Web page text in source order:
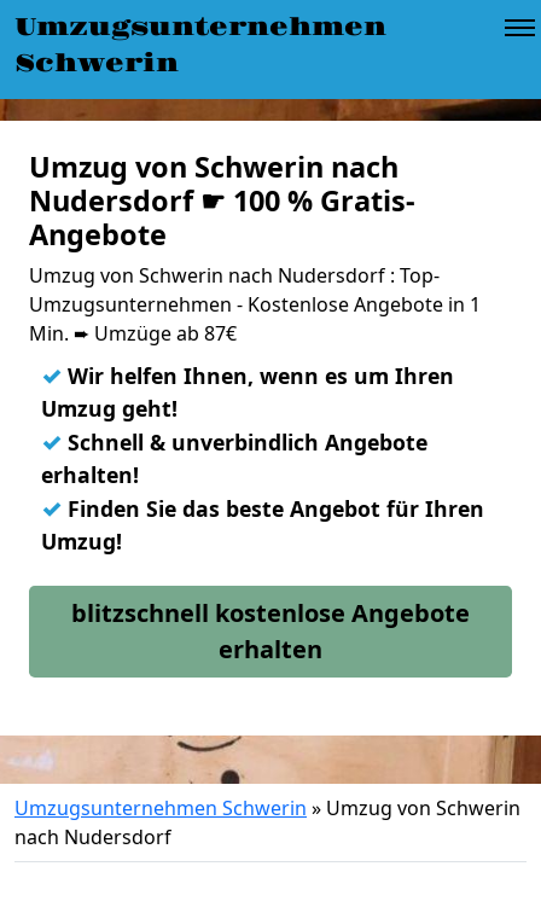
Umzugsunternehmen
Schwerin
Umzug von Schwerin nach
Nudersdorf ☛ 100 % Gratis-
Angebote
Umzug von Schwerin nach Nudersdorf : Top-
Umzugsunternehmen - Kostenlose Angebote in 1
Min. ➨ Umzüge ab 87€
✓ Wir helfen Ihnen, wenn es um Ihren
Umzug geht!
✓ Schnell & unverbindlich Angebote
erhalten!
✓ Finden Sie das beste Angebot für Ihren
Umzug!
blitzschnell kostenlose Angebote
erhalten
Umzugsunternehmen Schwerin » Umzug von Schwerin
nach Nudersdorf